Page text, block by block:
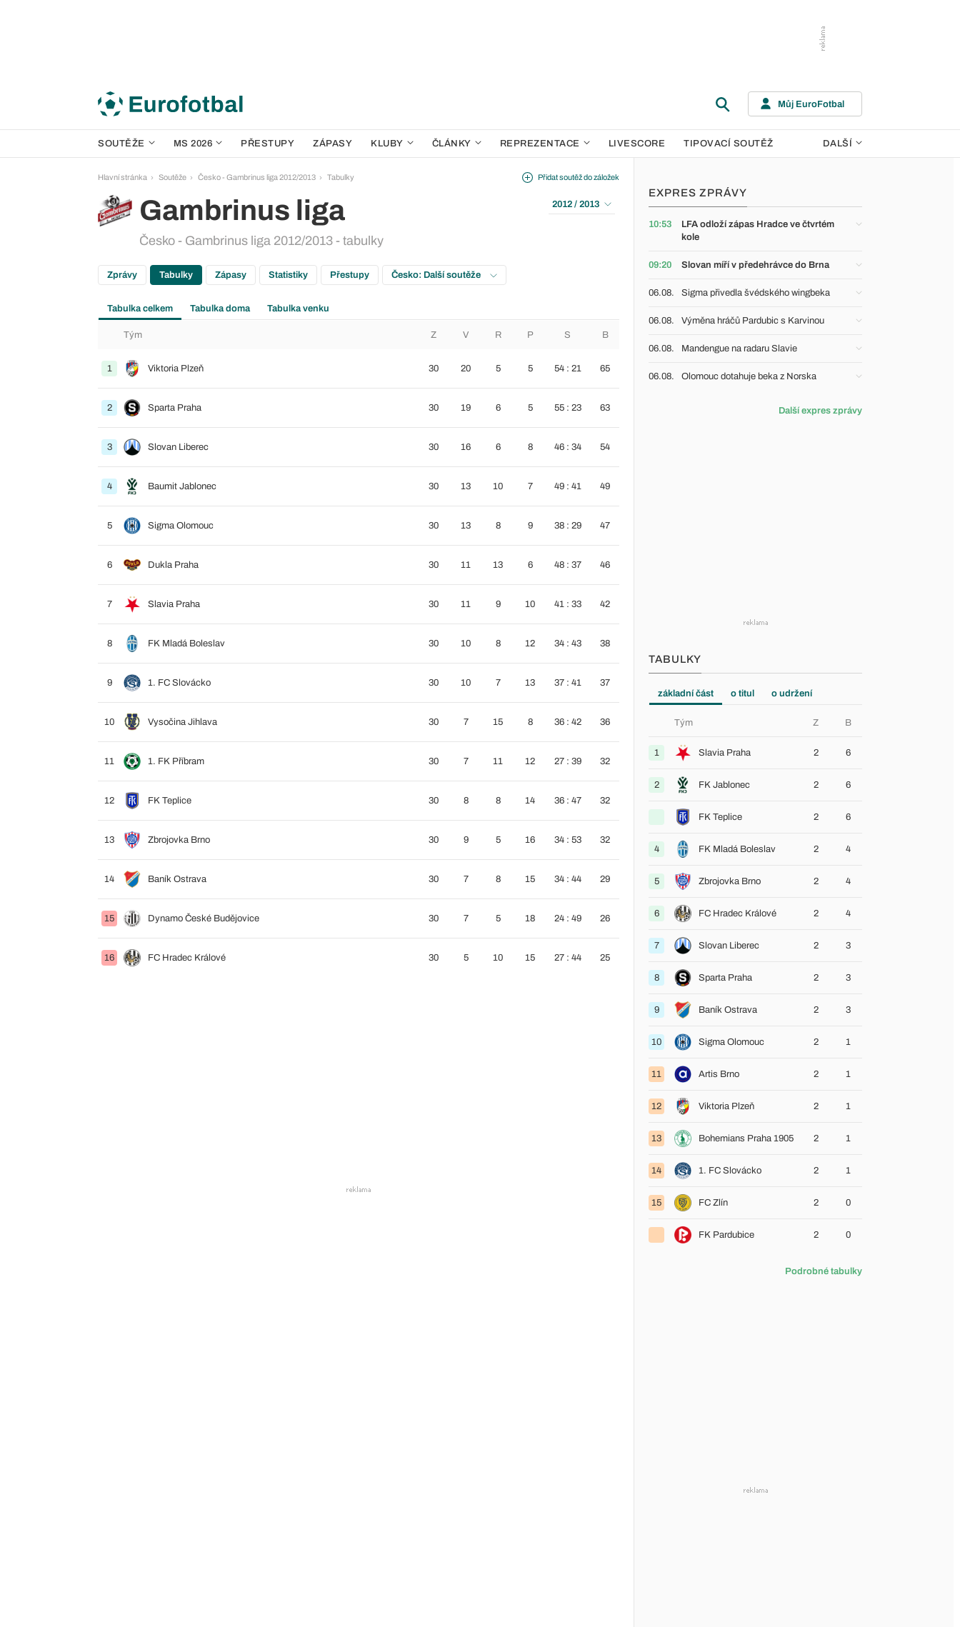
Můj EuroFotbal
SOUTĚŽE MS 2026 PŘESTUPY ZÁPASY KLUBY ČLÁNKY REPREZENTACE LIVESCORE TIPOVACÍ SOUTĚŽ DALŠÍ
Hlavní stránka Soutěže Česko - Gambrinus liga 2012/2013 Tabulky
Gambrinus liga
Česko - Gambrinus liga 2012/2013 - tabulky
Přidat soutěž do záložek
2012 / 2013
Zprávy Tabulky Zápasy Statistiky Přestupy Česko: Další soutěže
Tabulka celkem Tabulka doma Tabulka venku
Tým Z V R P S B
1 Viktoria Plzeň 30 20 5 5 54 : 21 65
2 Sparta Praha 30 19 6 5 55 : 23 63
3 Slovan Liberec 30 16 6 8 46 : 34 54
4 Baumit Jablonec 30 13 10 7 49 : 41 49
5 Sigma Olomouc 30 13 8 9 38 : 29 47
6 Dukla Praha 30 11 13 6 48 : 37 46
7 Slavia Praha 30 11 9 10 41 : 33 42
8 FK Mladá Boleslav 30 10 8 12 34 : 43 38
9 1. FC Slovácko 30 10 7 13 37 : 41 37
10 Vysočina Jihlava 30 7 15 8 36 : 42 36
11 1. FK Příbram 30 7 11 12 27 : 39 32
12 FK Teplice 30 8 8 14 36 : 47 32
13 Zbrojovka Brno 30 9 5 16 34 : 53 32
14 Baník Ostrava 30 7 8 15 34 : 44 29
15 Dynamo České Budějovice 30 7 5 18 24 : 49 26
16 FC Hradec Králové 30 5 10 15 27 : 44 25
EXPRES ZPRÁVY
10:53
LFA odloží zápas Hradce ve čtvrtém
kole
09:20 Slovan míří v předehrávce do Brna
06.08. Sigma přivedla švédského wingbeka
06.08. Výměna hráčů Pardubic s Karvinou
06.08. Mandengue na radaru Slavie
06.08. Olomouc dotahuje beka z Norska
Další expres zprávy
TABULKY
základní část o titul o udržení
Tým Z B
1 Slavia Praha 2 6
2 FK Jablonec 2 6
FK Teplice 2 6
4 FK Mladá Boleslav 2 4
5 Zbrojovka Brno 2 4
6 FC Hradec Králové 2 4
7 Slovan Liberec 2 3
8 Sparta Praha 2 3
9 Baník Ostrava 2 3
10 Sigma Olomouc 2 1
11 Artis Brno 2 1
12 Viktoria Plzeň 2 1
13 Bohemians Praha 1905 2 1
14 1. FC Slovácko 2 1
15 FC Zlín 2 0
FK Pardubice 2 0
Podrobné tabulky